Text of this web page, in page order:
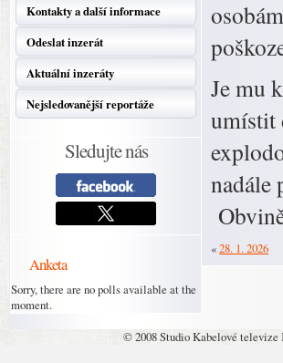
Kontakty a další informace
Odeslat inzerát
Aktuální inzeráty
Nejsledovanější reportáže
Sledujte nás
Anketa
Sorry, there are no polls available at the
moment.
Je mu
umístit
nadále
«28. 1. 2026
© 2008 Studio Kabelové televize